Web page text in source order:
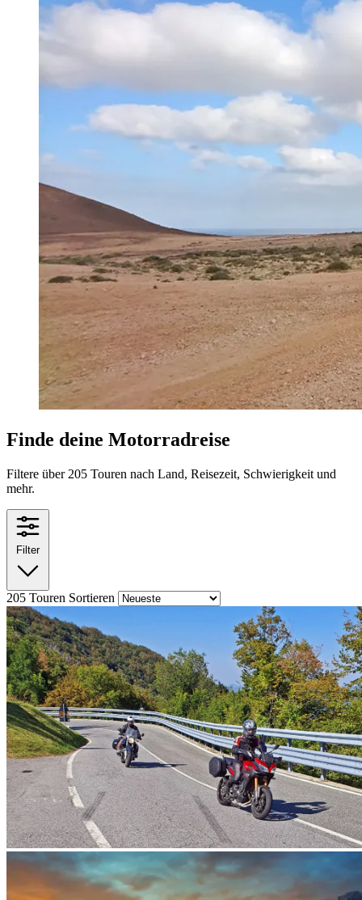
Finde deine Motorradreise
Filtere über 205 Touren nach Land, Reisezeit, Schwierigkeit und
mehr.
Filter
205 Touren Sortieren